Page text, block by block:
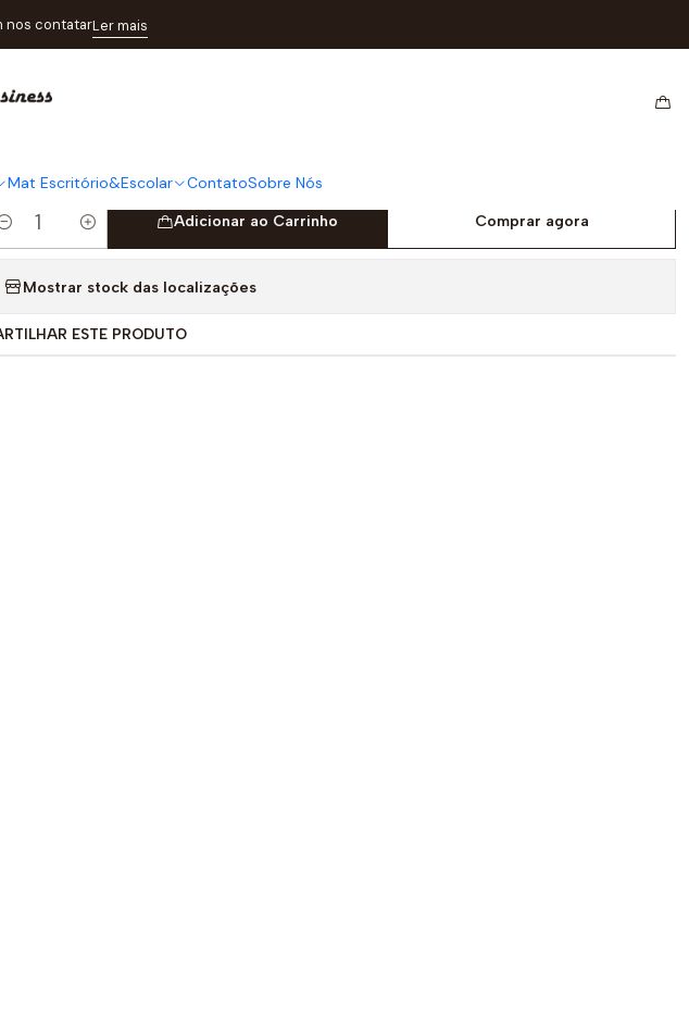
Mat Escritório&Escolar ContatoSobre Nós
nos contatarLer mais
PAPEL MULTIOFFICE A3 80GR - RESMA
MULTIOFFICE A3 80GR -
Adicionar ao Carrinho Comprar agora
Mostrar stock das localizações
ESTE PRODUTO